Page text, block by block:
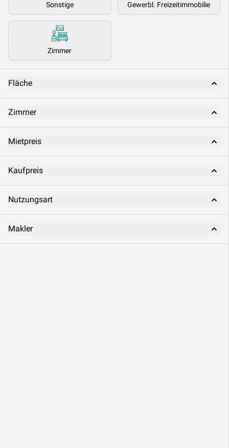
Sonstige Gewerbl. Freizeitimmobilie
Zimmer
Fläche
Zimmer
Mietpreis
Kaufpreis
Nutzungsart
Makler